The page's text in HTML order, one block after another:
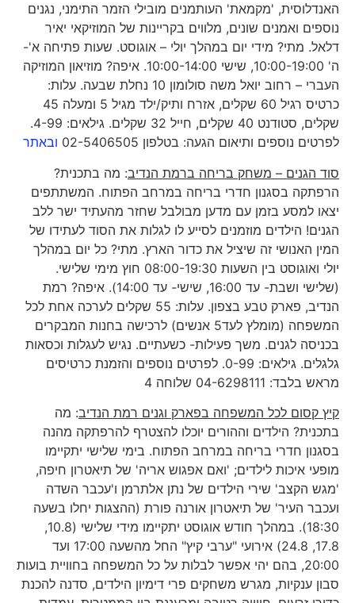
האנדלוסית, 'מקמאת' העותמנים מובילי הזמר התימני, נגנים
נוספים ואמנים שונים, מלווים בקריינות של המוזיקאי יאיר
דלאל. מתי? מידי יום במהלך יולי – אוגוסט. שעות פתיחה א'-
ה' 10:00-19:00, שישי 10:00-14:00. איפה? מוזיאון המוזיקה
העברי – רחוב יואל משה סולומון 10 נחלת שבעה. עלות:
כרטיס רגיל 60 שקלים, אזרח ותיק/ילד מגיל 5 ומעלה 45
שקלים, סטודנט 40 שקלים, חייל 32 שקלים. גילאים: 4-99.
לפרטים נוספים ותיאום הגעה: בטלפון 02-5406505
ובאתר
סוד הגנים – משחק בריחה ברמת הנדיב: מה בתכנית?
הרפתקה בסגנון חדרי בריחה במרחב הפתוח. המשתתפים
יצאו למסע בזמן עם מדען מבולבל שחזר מהעתיד ישר ללב
הגנים! הילדים מוזמנים לסייע לו לגלות את הסוד לעתידו של
המין האנושי זה שיציל את כדור הארץ. מתי? כל יום במהלך
יולי ואוגוסט בין השעות 08:00-19:30 חוץ מימי שלישי.
(שלישי ושבת- עד 16:00, שישי- עד 14:00). איפה? רמת
הנדיב, פארק טבע בצפון. עלות: 55 שקלים לערכה אחת לכל
המשפחה (מומלץ לעד5 אנשים) לרכישה בחנות המבקרים
בכניסה לגנים. משך פעילות- כשעתיים. נגיש לעגלות וכסאות
גלגלים. גילאים: 0-99. לפרטים נוספים והזמנת כרטיסים
מראש בלבד: 04-6298111 שלוחה 4
קיץ קסום לכל המשפחה בפארק וגנים רמת הנדיב: מה
בתכנית? הילדים וההורים יוכלו להצטרף להרפתקה מהנה
בסגנון חדרי בריחה במרחב הפתוח. בימי שלישי יתקיימו
מופעי איכות לילדים; 'ואם אפגוש אריה' של תיאטרון חיפה,
'מגש הקצב' שירי הילדים של נתן אלתרמן ו'עכבר השדה
ועכבר העיר' של תיאטרון אורנה פורת (ההצגות יחלו בשעה
18:30). במהלך חודש אוגוסט יתקיימו מידי שלישי (10.8,
17.8, 24.8) אירועי "ערבי קיץ" החל מהשעה 17:00 ועד
20:00, בהם יהי אפשר לבלות על כל המשפחה בחוויית בועות
סבון ענקיות, מגרש משחקים פרי דימיון הילדים, סדנה להכנת